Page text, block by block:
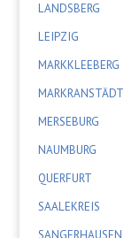
LANDSBERG
LEIPZIG
MARKKLEEBERG
MARKRANSTÄDT
MERSEBURG
NAUMBURG
QUERFURT
SAALEKREIS
SANGERHAUSEN